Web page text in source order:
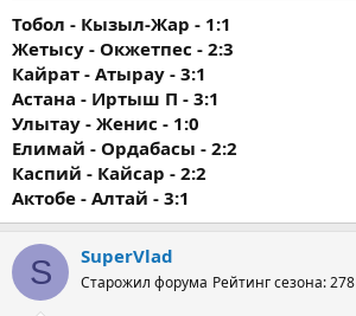
Тобол - Кызыл-Жар - 1:1
Жетысу - Окжетпес - 2:3
Кайрат - Атырау - 3:1
Астана - Иртыш П - 3:1
Улытау - Женис - 1:0
Елимай - Ордабасы - 2:2
Каспий - Кайсар - 2:2
Актобе - Алтай - 3:1
S SuperVlad
Старожил форума Рейтинг сезона: 278